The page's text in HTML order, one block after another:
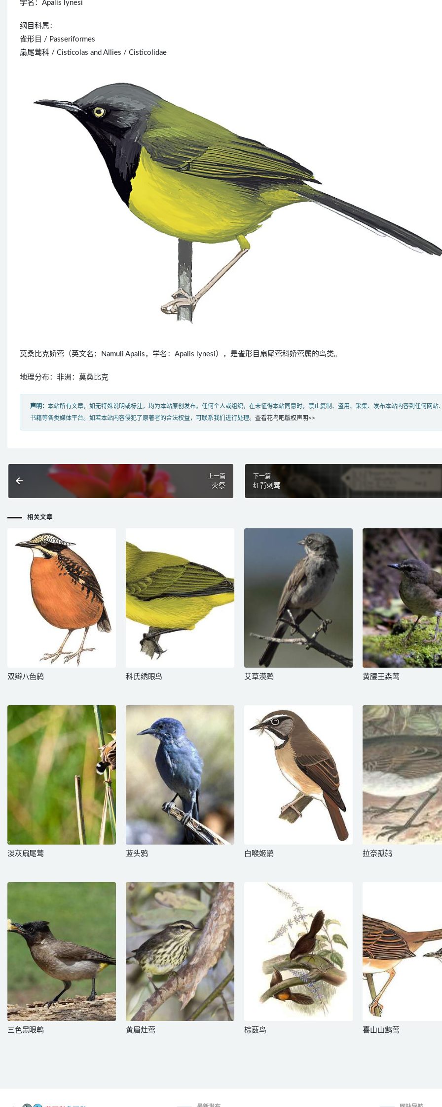
学名：Apalis lynesi
纲目科属：
雀形目 / Passeriformes
扇尾莺科 / Cisticolas and Allies / Cisticolidae
莫桑比克娇莺（英文名：Namuli Apalis，学名：Apalis lynesi），是雀形目扇尾莺科娇莺属的鸟类。
地理分布：非洲：莫桑比克
声明： 本站所有文章，如无特殊说明或标注，均为本站原创发布。任何个人或组织，在未征得本站同意时，禁止复制、盗用、采集、发布本站内容到任何网站
书籍等各类媒体平台。如若本站内容侵犯了原著者的合法权益，可联系我们进行处理。 查看花鸟吧版权声明>>
上一篇
火祭
下一篇
红背刺莺
相关文章
双辫八色鸫 科氏绣眼鸟 艾草漠鹀 黄腰王森莺
淡灰扇尾莺 蓝头鸦 白喉姬鹟 拉奈孤鸫
三色黑眼鹎 黄眉灶莺 棕薮鸟 喜山山鹪莺